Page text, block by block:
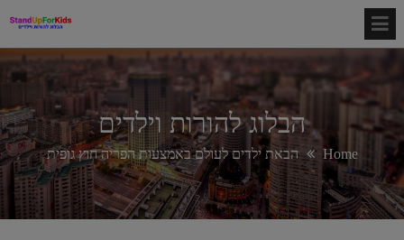
הבלוג להורות וילדים
Home הבאת ילדים לעולם באמצעות הפריה חוץ גופית